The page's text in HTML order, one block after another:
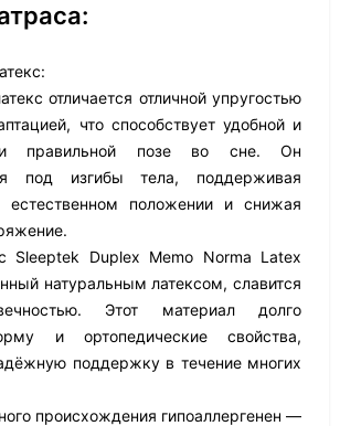
отличается отличной упругостью
что способствует удобной и
правильной позе во сне. Он
под изгибы тела, поддерживая
естественном положении и снижая
Sleeptek Duplex Memo Norma Latex
натуральным латексом, славится
Этот материал долго
и ортопедические свойства,
поддержку в течение многих
происхождения гипоаллергенен —